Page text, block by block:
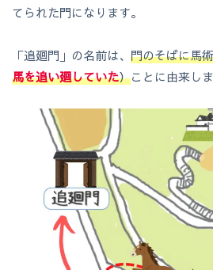
てられた門になります。
「追廻門」の名前は、 門のそばに馬
馬を追い廻していた）ことに由来しま